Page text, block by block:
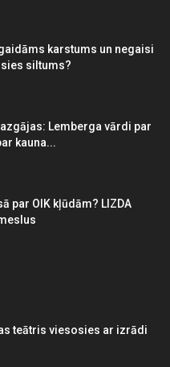
karstums un negaisi
siltums?
Lemberga vārdi par
kauna...
par OIK kļūdām? LIZDA
teātris viesosies ar izrādi